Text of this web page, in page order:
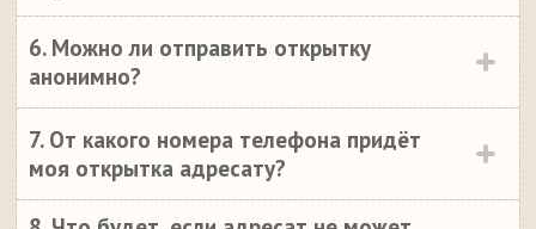
6. Можно ли отправить открытку
анонимно?
7. От какого номера телефона придёт
моя открытка адресату?